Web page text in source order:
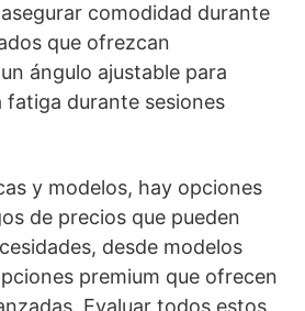
comodidad durante
que ofrezcan
ángulo ajustable para
fatiga durante sesiones
y modelos, hay opciones
de precios que pueden
desde modelos
premium que ofrecen
Evaluar todos estos